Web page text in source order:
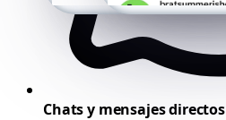
Chats y mensajes directos